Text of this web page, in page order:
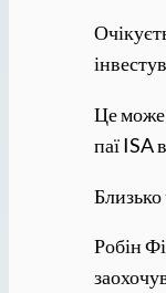
Це може
паї ISA
Близько
Робін